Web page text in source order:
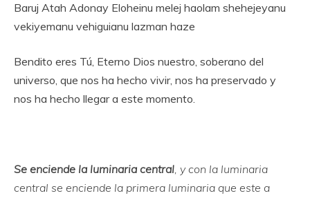
Baruj Atah Adonay Eloheinu melej haolam shehejeyanu
vekiyemanu vehiguianu lazman haze
Bendito eres Tú, Eterno Dios nuestro, soberano del
universo, que nos ha hecho vivir, nos ha preservado y
nos ha hecho llegar a este momento.
Se enciende la luminaria central, y con la luminaria
central se enciende la primera luminaria que este a